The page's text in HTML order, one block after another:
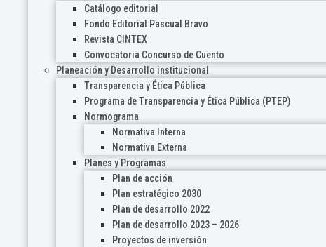
Catálogo editorial
Fondo Editorial Pascual Bravo
Revista CINTEX
Convocatoria Concurso de Cuento
Planeación y Desarrollo institucional
Transparencia y Ética Pública
Programa de Transparencia y Ética Pública (PTEP)
Normograma
Normativa Interna
Normativa Externa
Planes y Programas
Plan de acción
Plan estratégico 2030
Plan de desarrollo 2022
Plan de desarrollo 2023 – 2026
Proyectos de inversión